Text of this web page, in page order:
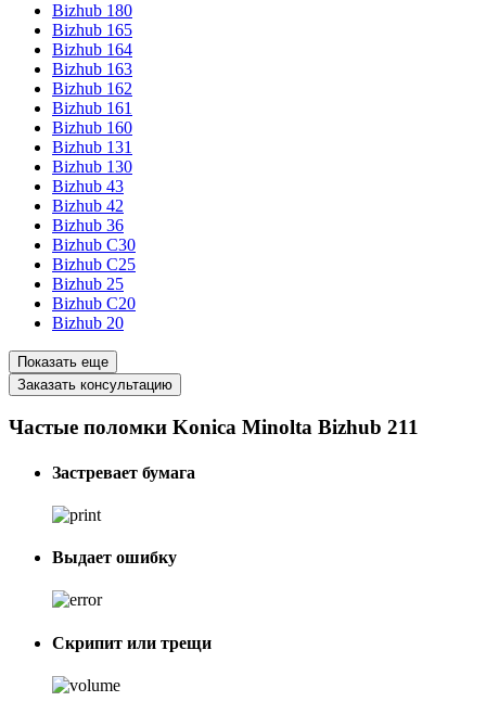
Bizhub 180
Bizhub 165
Bizhub 164
Bizhub 163
Bizhub 162
Bizhub 161
Bizhub 160
Bizhub 131
Bizhub 130
Bizhub 43
Bizhub 42
Bizhub 36
Bizhub C30
Bizhub C25
Bizhub 25
Bizhub C20
Bizhub 20
Показать еще
Заказать консультацию
Частые поломки Konica Minolta Bizhub 211
Застревает бумага
Выдает ошибку
Скрипит или трещи